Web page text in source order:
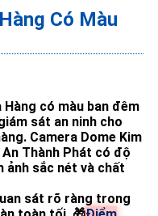
Có Màu
có màu ban đêm
sát an ninh cho
Camera Dome Kim
Thành Phát có độ
ảnh sắc nét và chất
sát rõ ràng trong